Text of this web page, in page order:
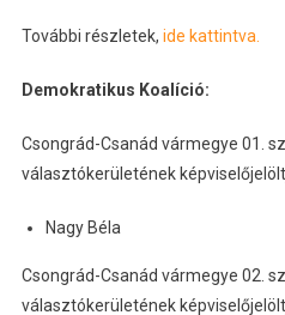
További részletek, ide kattintva.
Demokratikus Koalíció:
Csongrád-Csanád vármegye 01.
választókerületének
Nagy Béla
Csongrád-Csanád vármegye 02.
választókerületének